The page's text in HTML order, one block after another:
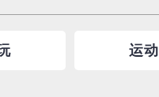
运动